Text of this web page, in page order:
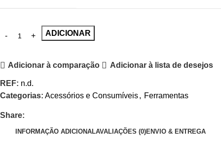
ADICIONAR
Adicionar à comparação Adicionar à lista de desejos
REF: n.d.
Categorias: Acessórios e Consumíveis, Ferramentas
Share:
INFORMAÇÃO ADICIONALAVALIAÇÕES (0)ENVIO & ENTREGA